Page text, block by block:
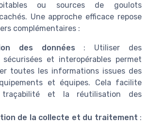
ou sources de goulots
Une approche efficace repose
complémentaires :
des données : Utiliser des
sécurisées et interopérables permet
toutes les informations issues des
et équipes. Cela facilite
traçabilité et la réutilisation des
de la collecte et du traitement :